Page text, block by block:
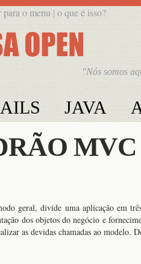
para o menu|o que é isso?
"Nós somos
JAVA
geral, divide uma aplicação em
dos objetos do negócio e
as devidas chamadas ao